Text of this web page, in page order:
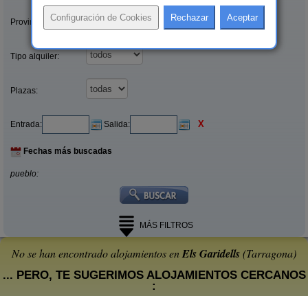
Provincias/Islas:
Tipo alquiler:
Plazas:
Entrada: Salida: X
Fechas más buscadas
pueblo:
MÁS FILTROS
No se han encontrado alojamientos enEls Garidells(Tarragona)
... PERO, TE SUGERIMOS ALOJAMIENTOS CERCANOS
: